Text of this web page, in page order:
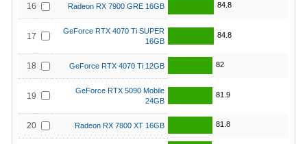
16 Radeon RX 7900 GRE 16GB 84.8
17
GeForce RTX 4070 Ti SUPER
16GB
84.8
18 GeForce RTX 4070 Ti 12GB 82
19
GeForce RTX 5090 Mobile
24GB
81.9
20 Radeon RX 7800 XT 16GB 81.8